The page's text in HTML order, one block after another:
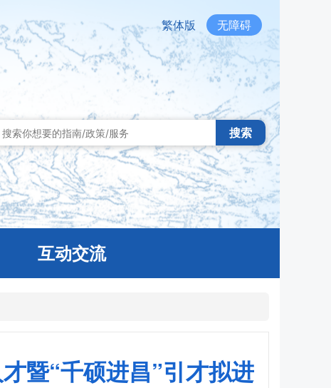
繁体版 无障碍
搜索
互动交流
暨“千硕进昌”引才拟进